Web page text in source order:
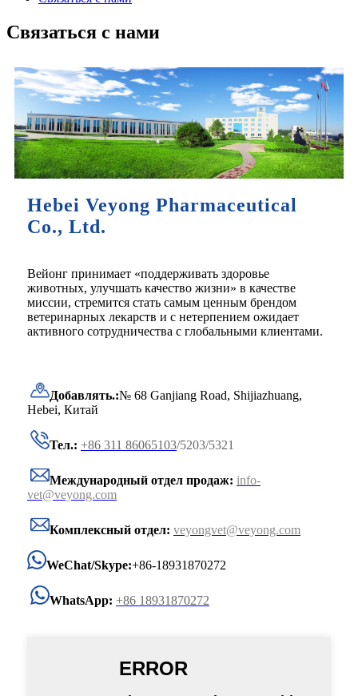
Связаться с нами
Hebei Veyong Pharmaceutical
Co., Ltd.
Вейонг принимает «поддерживать здоровье
животных, улучшать качество жизни» в качестве
миссии, стремится стать самым ценным брендом
ветеринарных лекарств и с нетерпением ожидает
активного сотрудничества с глобальными клиентами.
Добавлять.:№ 68 Ganjiang Road, Shijiazhuang,
Hebei, Китай
Тел.: +86 311 86065103/5203/5321
Международный отдел продаж: info-
vet@veyong.com
Комплексный отдел: veyongvet@veyong.com
WeChat/Skype:+86-18931870272
WhatsApp: +86 18931870272